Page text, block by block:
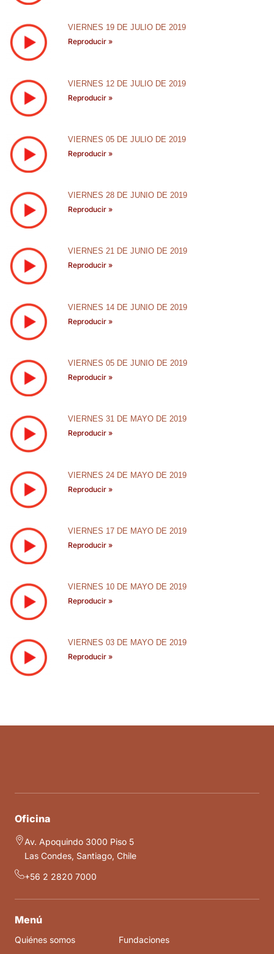
VIERNES 19 DE JULIO DE 2019
Reproducir »
VIERNES 12 DE JULIO DE 2019
Reproducir »
VIERNES 05 DE JULIO DE 2019
Reproducir »
VIERNES 28 DE JUNIO DE 2019
Reproducir »
VIERNES 21 DE JUNIO DE 2019
Reproducir »
VIERNES 14 DE JUNIO DE 2019
Reproducir »
VIERNES 05 DE JUNIO DE 2019
Reproducir »
VIERNES 31 DE MAYO DE 2019
Reproducir »
VIERNES 24 DE MAYO DE 2019
Reproducir »
VIERNES 17 DE MAYO DE 2019
Reproducir »
VIERNES 10 DE MAYO DE 2019
Reproducir »
VIERNES 03 DE MAYO DE 2019
Reproducir »
Oficina
Av. Apoquindo 3000 Piso 5
Las Condes, Santiago, Chile
+56 2 2820 7000
Menú
Quiénes somos Fundaciones